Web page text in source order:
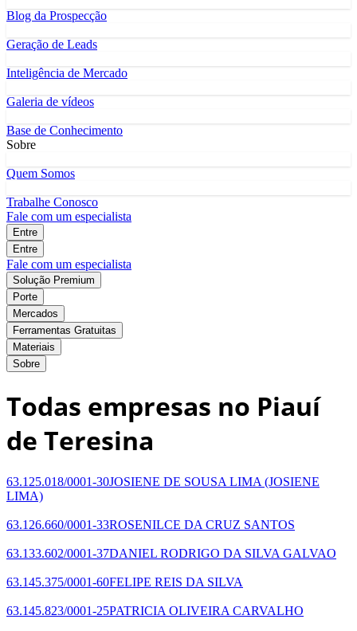
Blog da Prospecção
Geração de Leads
Inteligência de Mercado
Galeria de vídeos
Base de Conhecimento
Sobre
Quem Somos
Trabalhe Conosco
Fale com um especialista
Entre
Entre
Fale com um especialista
Solução Premium
Porte
Mercados
Ferramentas Gratuitas
Materiais
Sobre
Todas empresas no Piauí
de Teresina
63.125.018/0001-30JOSIENE DE SOUSA LIMA (JOSIENE
LIMA)
63.126.660/0001-33ROSENILCE DA CRUZ SANTOS
63.133.602/0001-37DANIEL RODRIGO DA SILVA GALVAO
63.145.375/0001-60FELIPE REIS DA SILVA
63.145.823/0001-25PATRICIA OLIVEIRA CARVALHO